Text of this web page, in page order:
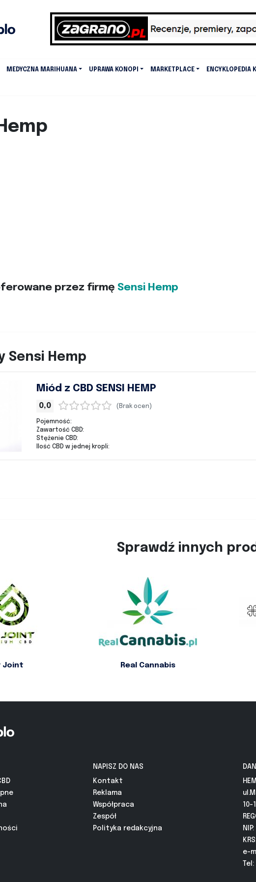
MEDYCZNA MARIHUANA UPRAWA KONOPI MARKETPLACE ENCYKLOPEDIA
przez firmę Sensi Hemp
Sensi Hemp
Miód z CBD SENSI HEMP
0,0 (Brak ocen)
Pojemność:
Zawartość CBD:
Stężenie CBD:
Ilość CBD w jednej kropli:
Sprawdź innych
Joint Real Cannabis
NAPISZ DO NAS
Kontakt
Reklama
Współpraca
Zespół
Polityka redakcyjna
10-
e-